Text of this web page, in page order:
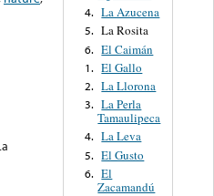
4. La Azucena
5. La Rosita
6. El Caimán
1. El Gallo
2. La Llorona
3. La Perla
Tamaulipeca
4. La Leva
5. El Gusto
6. El
Zacamandú